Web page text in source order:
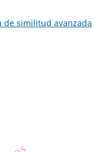
similitud avanzada